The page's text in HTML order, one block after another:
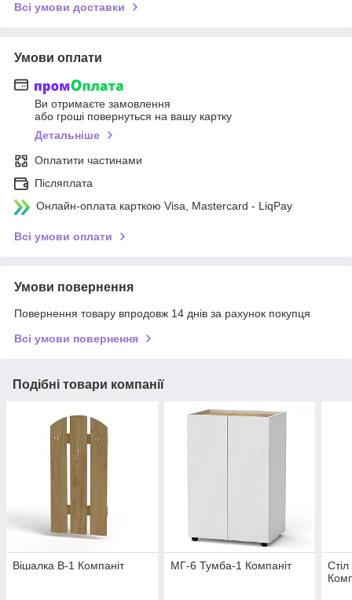
Всі умови доставки
Умови оплати
Ви отримаєте замовлення
або гроші повернуться на вашу картку
Детальніше
Оплатити частинами
Післяплата
Онлайн-оплата карткою Visa, Mastercard - LiqPay
Всі умови оплати
Умови повернення
Повернення товару впродовж 14 днів за рахунок покупця
Всі умови повернення
Подібні товари компанії
Вішалка В-1 Компаніт МГ-6 Тумба-1 Компаніт